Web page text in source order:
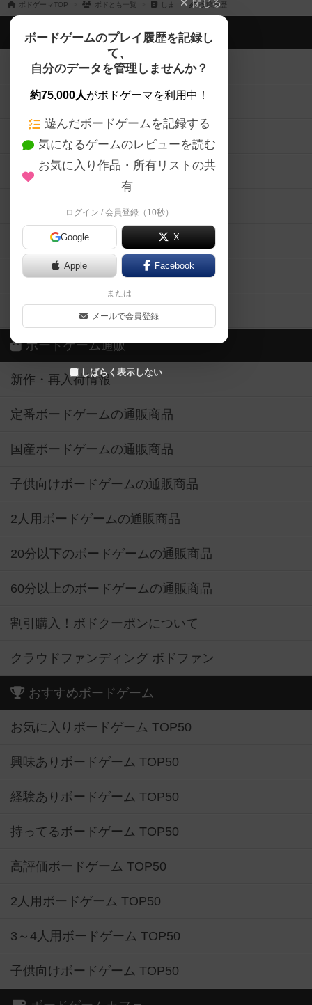
ボドゲーマTOP ボドとも一覧 しま 投稿履歴
閉じる
ボードゲームのプレイ履歴を記録し
て、
自分のデータを管理しませんか？
約75,000人がボドゲーマを利用中！
遊んだボードゲームを記録する
気になるゲームのレビューを読む
お気に入り作品・所有リストの共
有
ログイン / 会員登録（10秒）
Google X
Apple Facebook
または
メールで会員登録
しばらく表示しない
ボドゲーマTOP
ボードゲームを検索する
ボードゲームの新着レビュー
ボードゲーム会情報
メカニクス特集
掲示板・トピックス
ボドとも・会員一覧
ボードゲーム業界コラム
ボドゲーマご利用案内
ボードゲーム通販
新作・再入荷情報
定番ボードゲームの通販商品
国産ボードゲームの通販商品
子供向けボードゲームの通販商品
2人用ボードゲームの通販商品
20分以下のボードゲームの通販商品
60分以上のボードゲームの通販商品
割引購入！ボドクーポンについて
クラウドファンディング ボドファン
おすすめボードゲーム
お気に入りボードゲーム TOP50
興味ありボードゲーム TOP50
経験ありボードゲーム TOP50
持ってるボードゲーム TOP50
高評価ボードゲーム TOP50
2人用ボードゲーム TOP50
3～4人用ボードゲーム TOP50
子供向けボードゲーム TOP50